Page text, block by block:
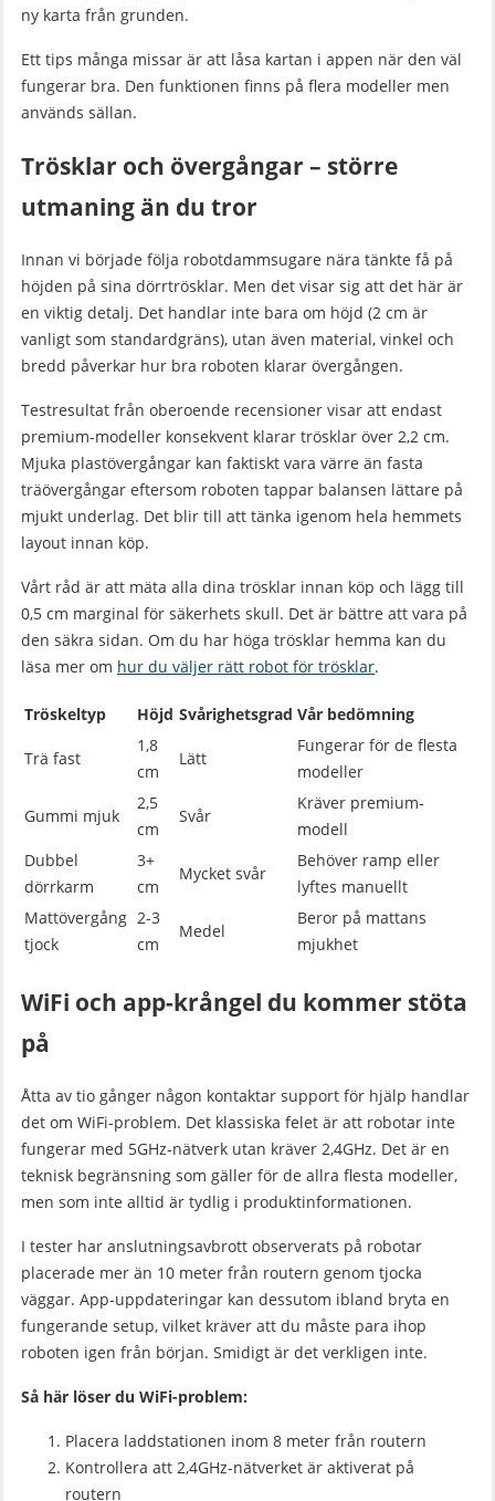
ny karta från grunden.
Ett tips många missar är att låsa kartan i appen när den väl
fungerar bra. Den funktionen finns på flera modeller men
används sällan.
Trösklar och övergångar – större
utmaning än du tror
Innan vi började följa robotdammsugare nära tänkte få på
höjden på sina dörrtrösklar. Men det visar sig att det här är
en viktig detalj. Det handlar inte bara om höjd (2 cm är
vanligt som standardgräns), utan även material, vinkel och
bredd påverkar hur bra roboten klarar övergången.
Testresultat från oberoende recensioner visar att endast
premium-modeller konsekvent klarar trösklar över 2,2 cm.
Mjuka plastövergångar kan faktiskt vara värre än fasta
träövergångar eftersom roboten tappar balansen lättare på
mjukt underlag. Det blir till att tänka igenom hela hemmets
layout innan köp.
Vårt råd är att mäta alla dina trösklar innan köp och lägg till
0,5 cm marginal för säkerhets skull. Det är bättre att vara på
den säkra sidan. Om du har höga trösklar hemma kan du
läsa mer om hur du väljer rätt robot för trösklar.
Tröskeltyp Höjd Svårighetsgrad Vår bedömning
Trä fast
1,8
cm
Lätt
Fungerar för de flesta
modeller
Gummi mjuk
2,5
cm
Svår
Kräver premium-
modell
Dubbel
dörrkarm
3+
cm
Mycket svår
Behöver ramp eller
lyftes manuellt
Mattövergång
tjock
2-3
cm
Medel
Beror på mattans
mjukhet
WiFi och app-krångel du kommer stöta
på
Åtta av tio gånger någon kontaktar support för hjälp handlar
det om WiFi-problem. Det klassiska felet är att robotar inte
fungerar med 5GHz-nätverk utan kräver 2,4GHz. Det är en
teknisk begränsning som gäller för de allra flesta modeller,
men som inte alltid är tydlig i produktinformationen.
I tester har anslutningsavbrott observerats på robotar
placerade mer än 10 meter från routern genom tjocka
väggar. App-uppdateringar kan dessutom ibland bryta en
fungerande setup, vilket kräver att du måste para ihop
roboten igen från början. Smidigt är det verkligen inte.
Så här löser du WiFi-problem:
Placera laddstationen inom 8 meter från routern
Kontrollera att 2,4GHz-nätverket är aktiverat på
routern